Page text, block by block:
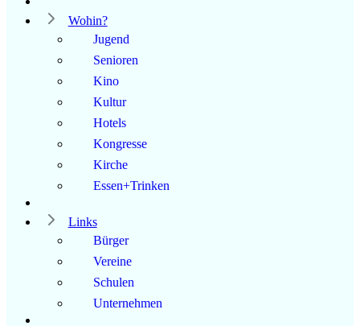
Wohin?
Jugend
Senioren
Kino
Kultur
Hotels
Kongresse
Kirche
Essen+Trinken
Links
Bürger
Vereine
Schulen
Unternehmen